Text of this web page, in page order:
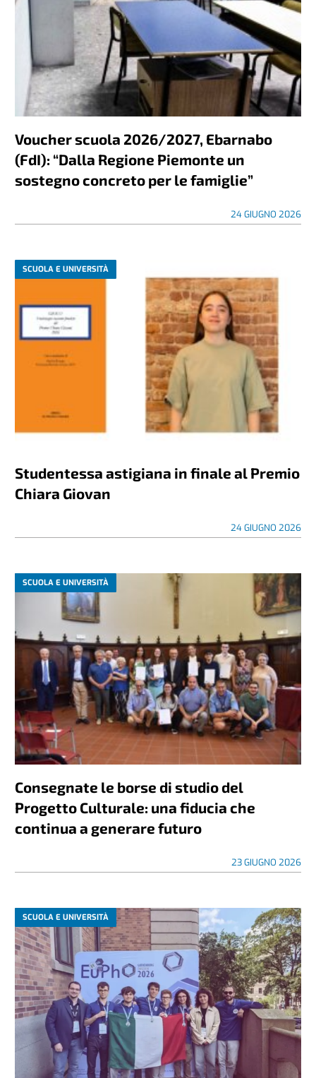
Voucher scuola 2026/2027, Ebarnabo
(FdI): “Dalla Regione Piemonte un
sostegno concreto per le famiglie”
24 GIUGNO 2026
SCUOLA E UNIVERSITÀ
Studentessa astigiana in finale al Premio
Chiara Giovan
24 GIUGNO 2026
SCUOLA E UNIVERSITÀ
Consegnate le borse di studio del
Progetto Culturale: una fiducia che
continua a generare futuro
23 GIUGNO 2026
SCUOLA E UNIVERSITÀ